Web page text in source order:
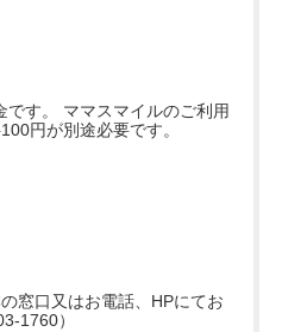
す。 ママスマイルのご利用
円が別途必要です。
窓口又はお電話、HPにてお
1760）